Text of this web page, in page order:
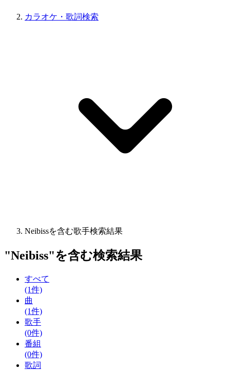
カラオケ・歌詞検索
Neibissを含む歌手検索結果
"Neibiss"を含む検索結果
すべて
(1件)
曲
(1件)
歌手
(0件)
番組
(0件)
歌詞